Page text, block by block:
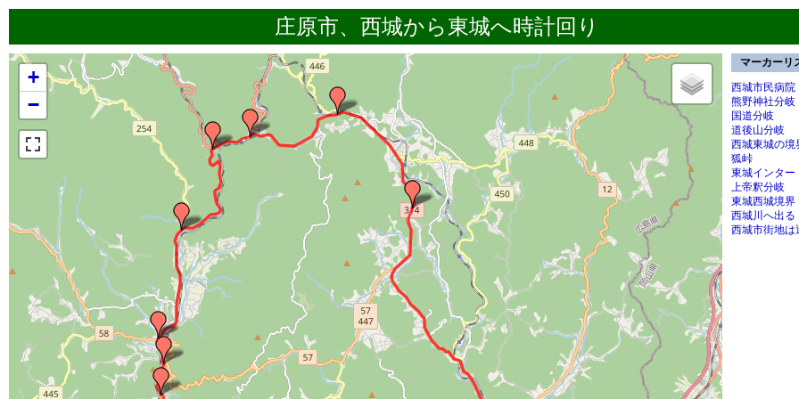
庄原市、西城から東城へ時計回り
+
−
マーカーリ
西城市民病院
熊野神社分岐
国道分岐
道後山分岐
西城東城の境
狐峠
東城インター
上帝釈分岐
東城西城境界
西城川へ出る
西城市街地は